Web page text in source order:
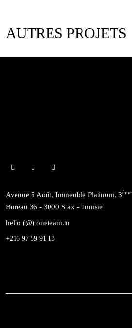
AUTRES PROJETS
Avenue 5 Août, Immeuble Platinum, 3ème
Bureau 36 - 3000 Sfax - Tunisie
hello (@) oneteam.tn
+216 97 59 91 13